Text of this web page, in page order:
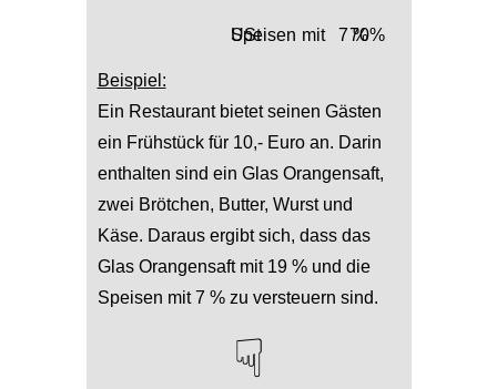
Speisen 70% mit 7 % USt
Beispiel:
Ein Restaurant bietet seinen Gästen
ein Frühstück für 10,- Euro an. Darin
enthalten sind ein Glas Orangensaft,
zwei Brötchen, Butter, Wurst und
Käse. Daraus ergibt sich, dass das
Glas Orangensaft mit 19 % und die
Speisen mit 7 % zu versteuern sind.
☟